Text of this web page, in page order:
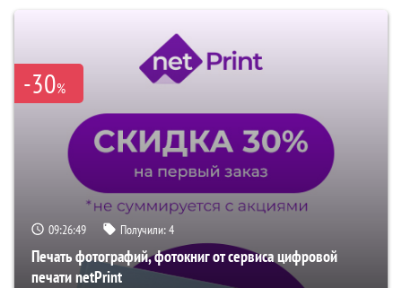
-30%
09:26:48 Получили:4
Печать фотографий, фотокниг от сервиса цифровой
печати netPrint